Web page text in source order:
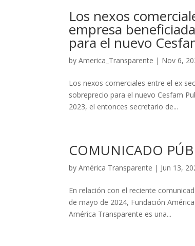
Los nexos
empresa
para el nuevo
byAmerica_Transparente | Nov 6,
Los nexos comerciales entre el ex
sobreprecio para el nuevo Cesfam
2023, el entonces secretario de...
COMUNICADO
byAmérica Transparente | Jun 13,
En relación con el reciente
de mayo de 2024, Fundación
América Transparente es una...